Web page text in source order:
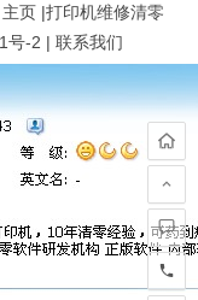
主页 |打印机维修清零
号-2 | 联系我们